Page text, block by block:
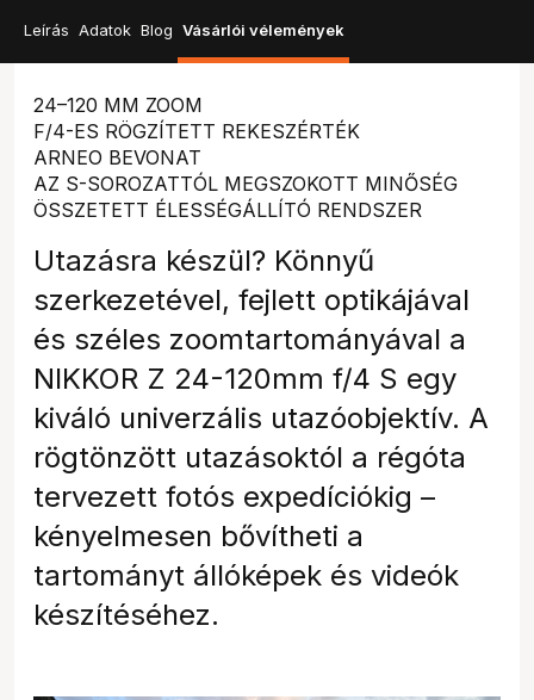
Leírás Adatok Blog Vásárlói vélemények
24–120 MM ZOOM
F/4-ES RÖGZÍTETT REKESZÉRTÉK
ARNEO BEVONAT
AZ S-SOROZATTÓL MEGSZOKOTT MINŐSÉG
ÖSSZETETT ÉLESSÉGÁLLÍTÓ RENDSZER
Utazásra készül? Könnyű
szerkezetével, fejlett optikájával
és széles zoomtartományával a
NIKKOR Z 24-120mm f/4 S egy
kiváló univerzális utazóobjektív. A
rögtönzött utazásoktól a régóta
tervezett fotós expedíciókig –
kényelmesen bővítheti a
tartományt állóképek és videók
készítéséhez.